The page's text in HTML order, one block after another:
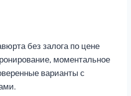
без залога по цене
моментальное
варианты с